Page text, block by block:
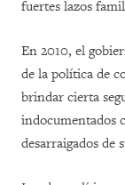
fuertes lazos
En 2010, el
de la política de
brindar cierta
indocumentados
desarraigados de